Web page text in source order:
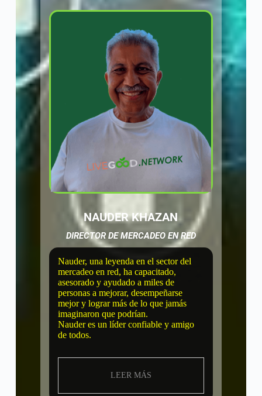
NAUDER KHAZAN
DIRECTOR DE MERCADEO EN RED
Nauder, una leyenda en el sector del
mercadeo en red, ha capacitado,
asesorado y ayudado a miles de
personas a mejorar, desempeñarse
mejor y lograr más de lo que jamás
imaginaron que podrían.
Nauder es un líder confiable y amigo
de todos.
LEER MÁS